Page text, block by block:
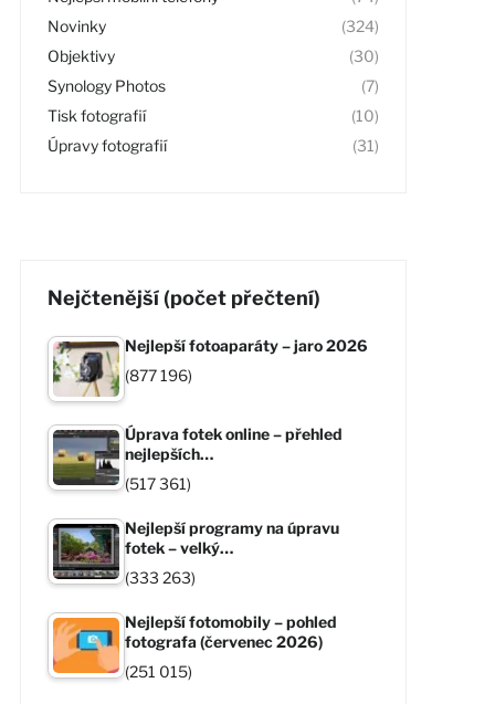
Novinky
(324)
Objektivy
(30)
Synology Photos
(7)
Tisk fotografií
(10)
Úpravy fotografií
(31)
Nejčtenější (počet přečtení)
Nejlepší fotoaparáty – jaro 2026
(877 196)
Úprava fotek online – přehled
nejlepších…
(517 361)
Nejlepší programy na úpravu
fotek – velký…
(333 263)
Nejlepší fotomobily – pohled
fotografa (červenec 2026)
(251 015)